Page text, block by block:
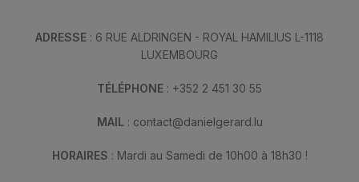
ADRESSE : 6 RUE ALDRINGEN - ROYAL HAMILIUS L-1118
LUXEMBOURG
TÉLÉPHONE : +352 2 451 30 55
MAIL : contact@danielgerard.lu
HORAIRES : Mardi au Samedi de 10h00 à 18h30 !